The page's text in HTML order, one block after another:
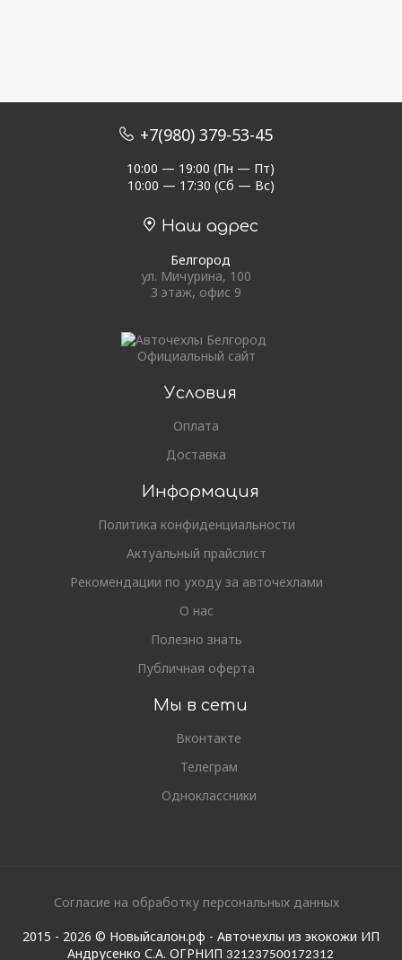
+7(980) 379-53-45
10:00 — 19:00 (Пн — Пт)
10:00 — 17:30 (Сб — Вс)
Наш адрес
Белгород
ул. Мичурина, 100
3 этаж, офис 9
Официальный сайт
Условия
Оплата
Доставка
Информация
Политика конфиденциальности
Актуальный прайслист
Рекомендации по уходу за авточехлами
О нас
Полезно знать
Публичная оферта
Мы в сети
Вконтакте
Телеграм
Одноклассники
Согласие на обработку персональных данных
2015 - 2026 © Новыйсалон.рф - Авточехлы из экокожи ИП
Андрусенко С.А. ОГРНИП 321237500172312